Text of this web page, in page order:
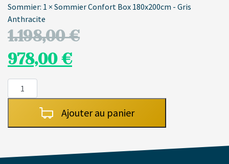
Sommier: 1 × Sommier Confort Box 180x200cm - Gris
Anthracite
1.198,00€
978,00 €
quantité
de
Confort
Ajouter au panier